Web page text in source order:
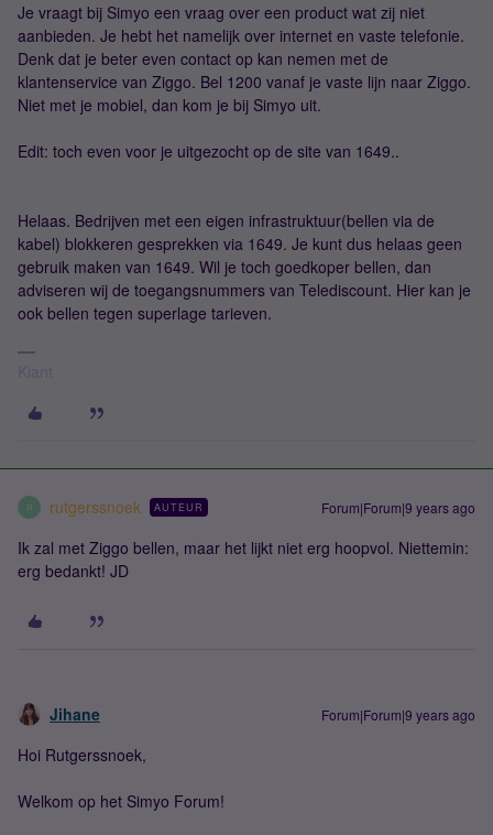
Je vraagt bij Simyo een vraag over een product wat zij niet
aanbieden. Je hebt het namelijk over internet en vaste telefonie.
Denk dat je beter even contact op kan nemen met de
klantenservice van Ziggo. Bel 1200 vanaf je vaste lijn naar Ziggo.
Niet met je mobiel, dan kom je bij Simyo uit.
Edit: toch even voor je uitgezocht op de site van 1649..
Helaas. Bedrijven met een eigen infrastruktuur(bellen via de
kabel) blokkeren gesprekken via 1649. Je kunt dus helaas geen
gebruik maken van 1649. Wil je toch goedkoper bellen, dan
adviseren wij de toegangsnummers van Telediscount. Hier kan je
ook bellen tegen superlage tarieven.
R rutgerssnoek AUTEUR Forum|Forum|9 years ago
Ik zal met Ziggo bellen, maar het lijkt niet erg hoopvol. Niettemin:
erg bedankt! JD
Jihane Forum|Forum|9 years ago
Hoi Rutgerssnoek,
Welkom op het Simyo Forum!